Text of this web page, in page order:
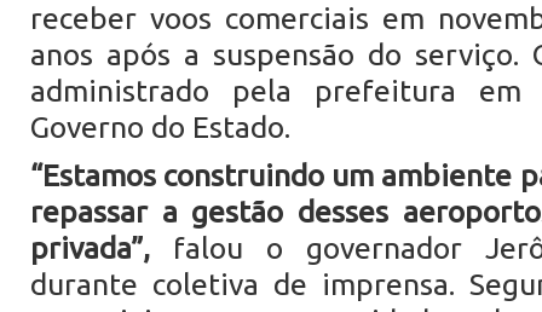
receber voos comerciais em
anos após a suspensão do serviço.
administrado pela prefeitura em
Governo do Estado.
“Estamos construindo um ambiente
repassar a gestão desses
privada”, falou o governador
durante coletiva de imprensa.